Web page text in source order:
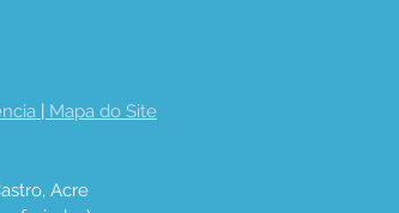
| Mapa do Site
Acre